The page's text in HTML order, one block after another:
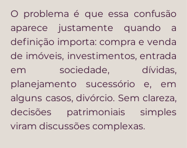
O problema é que essa confusão
aparece justamente quando a
definição importa: compra e venda
de imóveis, investimentos, entrada
em sociedade, dívidas,
planejamento sucessório e, em
alguns casos, divórcio. Sem clareza,
decisões patrimoniais simples
viram discussões complexas.